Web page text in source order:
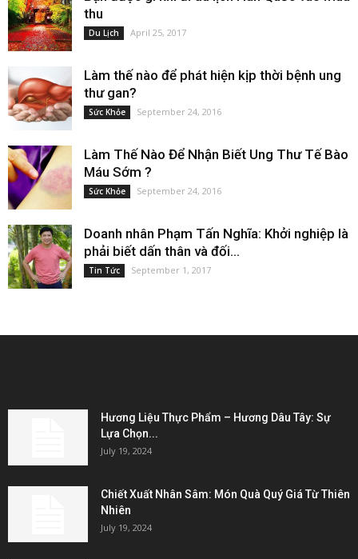
thu
Du Lịch April 25, 2017
Làm thế nào để phát hiện kịp thời bệnh ung
thư gan?
Sức Khỏe September 24, 2016
Làm Thế Nào Để Nhận Biết Ung Thư Tế Bào
Máu Sớm ?
Sức Khỏe September 24, 2016
Doanh nhân Phạm Tấn Nghĩa: Khởi nghiệp là
phải biết dấn thân và đối...
Tin Tức September 1, 2017
Hương Liệu Thực Phẩm – Hương Dâu Tây: Sự
Lựa Chọn...
July 19, 2024
Chiết Xuất Nhân Sâm: Món Quà Quý Giá Từ Thiên
Nhiên
July 19, 2024